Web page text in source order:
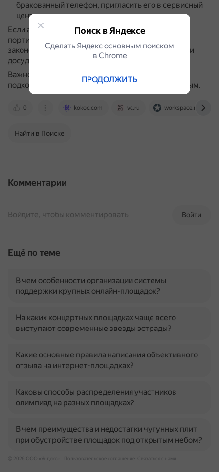
бракованный телефон, пригласить его в сервисный
центр для замены или ремонта по гарантии.
Если автор не идёт на контакт, а материал сильно
портит репутацию и при этом нарушает
законодательство РФ, стоит отправить жалобу или
досудебную претензию администрации сайта.
Важно помнить, что каждая ситуация уникальна, и
подход к её решению должен быть индивидуальным.
0 kokoc.com vc.ru workspace.ru
Найти в Поиске
Комментарии
Войти
Войдите, чтобы комментировать
Ещё по теме
В чем особенности организации системы
поддержки крупных онлайн-площадок?
На каких концертных площадках чаще всего
выступают современные звезды эстрады?
Какие основные правила написания объективного
отзыва на интернет-площадках?
Каковы способы распределения участников
олимпиад на разных площадках?
В чем преимущества и недостатки чугунных плит
при обустройстве площадок под открытым небом?
© 2026 ООО «Яндекс» Пользовательское соглашение Связаться с нами
Поиск в Яндексе
Сделать Яндекс основным поиском
в Сhrome
ПРОДОЛЖИТЬ